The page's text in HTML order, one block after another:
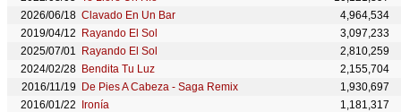
2026/06/18 Clavado En Un Bar
4,964,534
2019/04/12
Rayando El Sol
3,097,233
2025/07/01
Rayando El Sol
2,810,259
2024/02/28 Bendita Tu Luz
2,155,704
2016/11/19
De Pies A Cabeza - Saga Remix
1,930,697
2016/01/22
Ironía
1,181,317